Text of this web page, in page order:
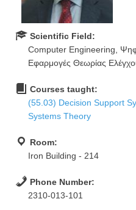
Scientific Field:
Computer Engineering,
Εφαρμογές Θεωρίας
Courses taught:
(55.03) Decision Support
Systems Theory
Room:
Iron Building - 214
Phone Number:
2310-013-101